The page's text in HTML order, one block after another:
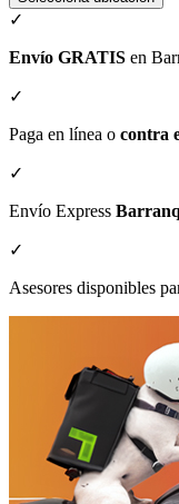
✓
Envío GRATIS en
✓
Paga en línea o contra
✓
Envío Express
✓
Asesores disponibles